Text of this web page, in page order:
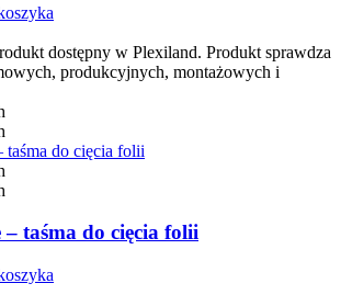
dostępny w Plexiland. Produkt sprawdza
produkcyjnych, montażowych i
taśma do cięcia folii